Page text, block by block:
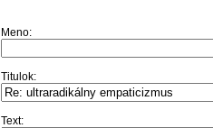
Meno:
Titulok:
Text: